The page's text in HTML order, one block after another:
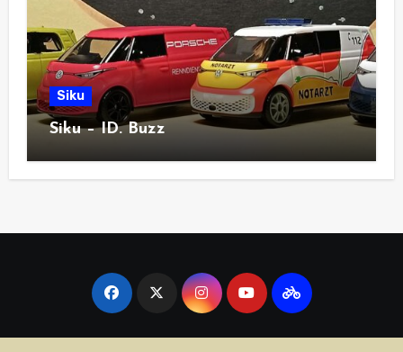
Siku
Siku – ID. Buzz